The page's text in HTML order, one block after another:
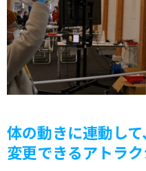
体の動きに連動し
変更できるアトラ